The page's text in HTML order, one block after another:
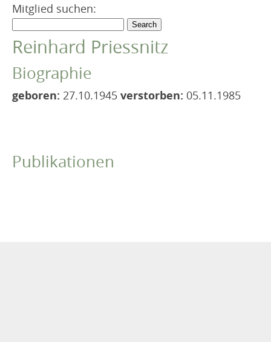
IN MEMORIAM
Mitglied suchen:
Reinhard Priessnitz
Biographie
geboren: 27.10.1945 verstorben: 05.11.1985
Publikationen